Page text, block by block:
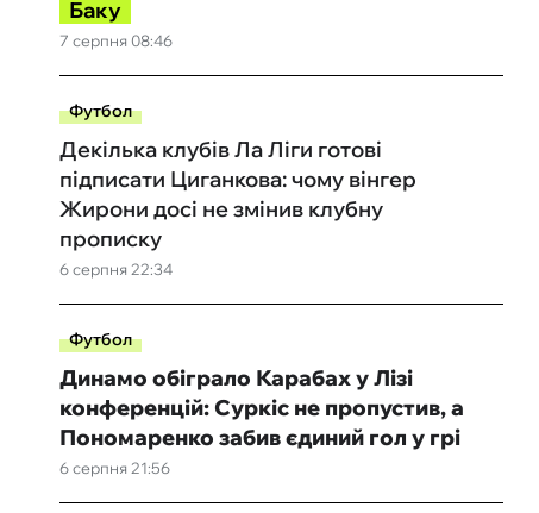
7 серпня 08:46
Баку
Футбол
6 серпня 22:34
Декілька клубів Ла Ліги готові
підписати Циганкова: чому вінгер
Жирони досі не змінив клубну
прописку
Футбол
6 серпня 21:56
Динамо обіграло Карабах у Лізі
конференцій: Суркіс не пропустив, а
Пономаренко забив єдиний гол у грі